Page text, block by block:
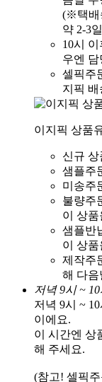
(※택배
약 2-3
10시
우엔
셀픽주
지픽
이지픽 상품
신규 상
샘플주
미송주
불량주
이 상
샘플반
이 상
제작주
해 다음
저녁 9시 ~
저녁 9시 ~
이에요.
이 시간엔 상
해 주세요.
(참고! 셀픽